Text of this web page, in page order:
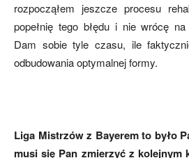
rozpocząłem jeszcze procesu
popełnię tego błędu i nie wrócę
Dam sobie tyle czasu, ile
odbudowania optymalnej formy.
Liga Mistrzów z Bayerem to było
musi się Pan zmierzyć z kolejnym